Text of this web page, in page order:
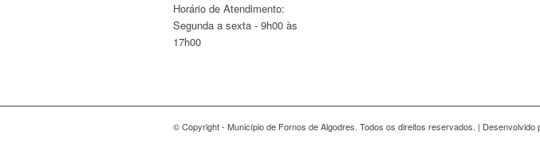
Horário de Atendimento:
Segunda a sexta - 9h00 às
17h00
© Copyright - Município de Fornos de Algodres. Todos os direitos reservados. | Desenvolvido